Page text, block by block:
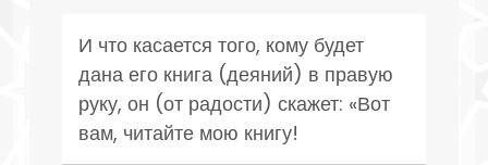
И что касается того, кому будет
дана его книга (деяний) в правую
руку, он (от радости) скажет: «Вот
вам, читайте мою книгу!